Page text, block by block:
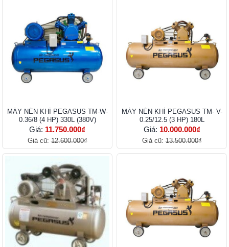
MÁY NÉN KHÍ PEGASUS TM-W-
0.36/8 (4 HP) 330L (380V)
Giá: 11.750.000₫
Giá cũ:12.600.000₫
MÁY NÉN KHÍ PEGASUS TM- V-
0.25/12.5 (3 HP) 180L
Giá: 10.000.000₫
Giá cũ:13.500.000₫